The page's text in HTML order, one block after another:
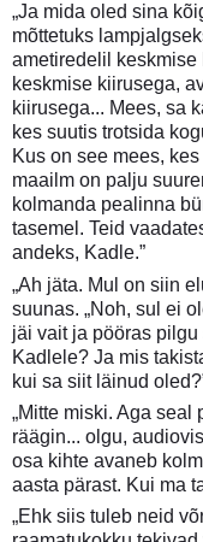
„Ja mida oled sina
mõttetuks
ametiredelil
keskmise kiirusega,
kiirusega... Mees, sa
kes suutis trotsida
Kus on see mees,
maailm on palju
kolmanda pealinna
tasemel. Teid
andeks, Kadle.”
„Ah jäta. Mul on siin
suunas. „Noh, sul ei
jäi vait ja pööras pilgu
Kadlele? Ja mis
kui sa siit läinud
„Mitte miski. Aga
räägin... olgu,
osa kihte avaneb
aasta pärast. Kui ma
„Ehk siis tuleb neid